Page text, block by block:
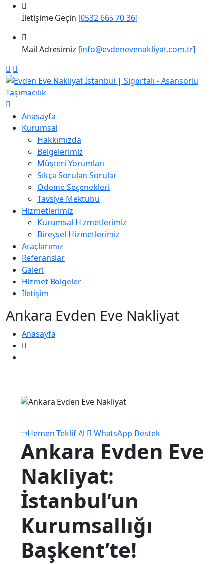
İletişime Geçin [0532 665 70 36]
Mail Adresimiz [info@evdenevenakliyat.com.tr]
Anasayfa
Kurumsal
Hakkımızda
Belgelerimiz
Müşteri Yorumları
Sıkça Sorulan Sorular
Ödeme Seçenekleri
Tavsiye Mektubu
Hizmetlerimiz
Kurumsal Hizmetlerimiz
Bireysel Hizmetlerimiz
Araçlarımız
Referanslar
Galeri
Hizmet Bölgeleri
İletişim
Ankara Evden Eve Nakliyat
Anasayfa
Hemen Teklif Al WhatsApp Destek
Ankara Evden Eve
Nakliyat:
İstanbul’un
Kurumsallığı
Başkent’te!